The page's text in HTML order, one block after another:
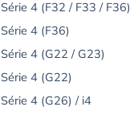
Série 4 (F32 / F33 / F36)
Série 4 (F36)
Série 4 (G22 / G23)
Série 4 (G22)
Série 4 (G26) / i4